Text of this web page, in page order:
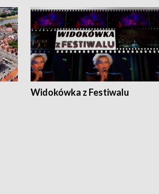
Widokówka z Festiwalu